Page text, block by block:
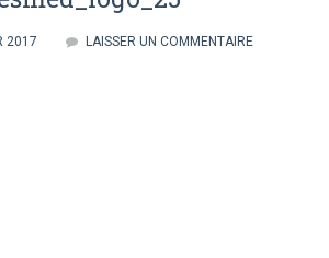
2017 LAISSER UN COMMENTAIRE